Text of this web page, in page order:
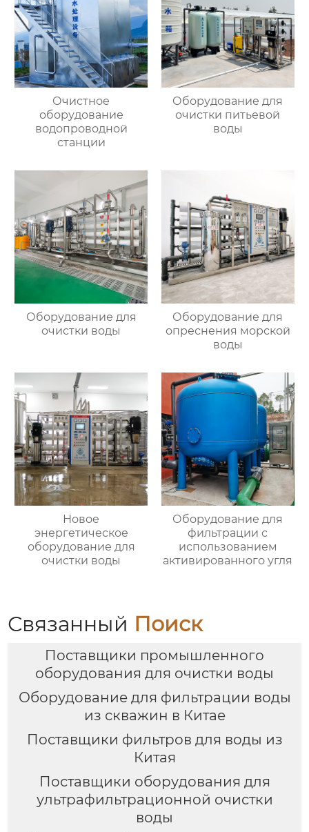
Очистное
оборудование
водопроводной
станции
Оборудование для
очистки питьевой
воды
Оборудование для
очистки воды
Оборудование для
опреснения морской
воды
Новое
энергетическое
оборудование для
очистки воды
Оборудование для
фильтрации с
использованием
активированного угля
Связанный Поиск
Поставщики промышленного
оборудования для очистки воды
Оборудование для фильтрации воды
из скважин в Китае
Поставщики фильтров для воды из
Китая
Поставщики оборудования для
ультрафильтрационной очистки
воды